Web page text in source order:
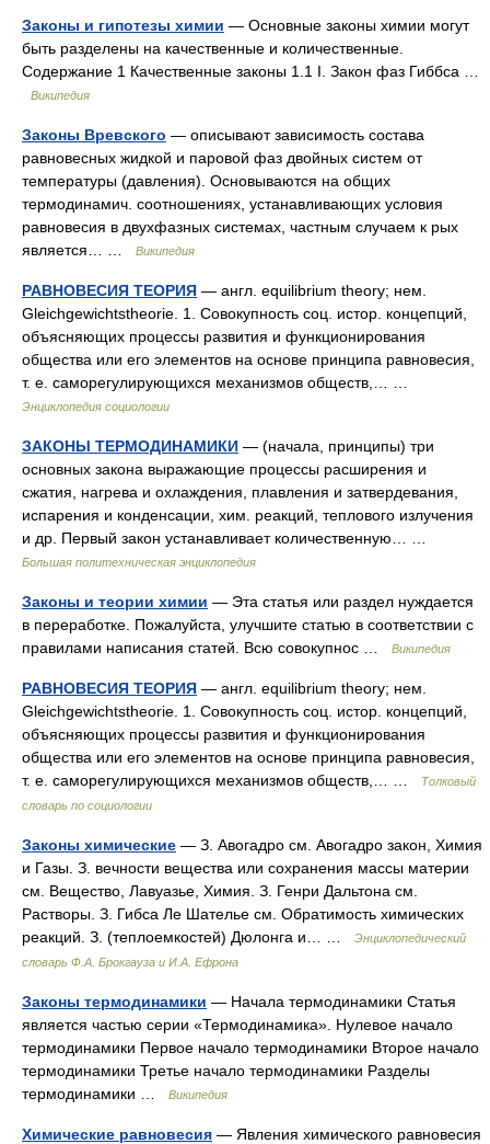
Законы и гипотезы химии — Основные законы химии могут
быть разделены на качественные и количественные.
Содержание 1 Качественные законы 1.1 I. Закон фаз Гиббса …
Википедия
Законы Вревского — описывают зависимость состава
равновесных жидкой и паровой фаз двойных систем от
температуры (давления). Основываются на общих
термодинамич. соотношениях, устанавливающих условия
равновесия в двухфазных системах, частным случаем к рых
является… …
Википедия
РАВНОВЕСИЯ ТЕОРИЯ — англ. equilibrium theory; нем.
Gleichgewichtstheorie. 1. Совокупность соц. истор. концепций,
объясняющих процессы развития и функционирования
общества или его элементов на основе принципа равновесия,
т. е. саморегулирующихся механизмов обществ,… …
Энциклопедия социологии
ЗАКОНЫ ТЕРМОДИНАМИКИ — (начала, принципы) три
основных закона выражающие процессы расширения и
сжатия, нагрева и охлаждения, плавления и затвердевания,
испарения и конденсации, хим. реакций, теплового излучения
и др. Первый закон устанавливает количественную… …
Большая политехническая энциклопедия
Законы и теории химии — Эта статья или раздел нуждается
в переработке. Пожалуйста, улучшите статью в соответствии с
правилами написания статей. Всю совокупнос …
Википедия
РАВНОВЕСИЯ ТЕОРИЯ — англ. equilibrium theory; нем.
Gleichgewichtstheorie. 1. Совокупность соц. истор. концепций,
объясняющих процессы развития и функционирования
общества или его элементов на основе принципа равновесия,
т. е. саморегулирующихся механизмов обществ,… …
Толковый
словарь по социологии
Законы химические — З. Авогадро см. Авогадро закон, Химия
и Газы. З. вечности вещества или сохранения массы материи
см. Вещество, Лавуазье, Химия. З. Генри Дальтона см.
Растворы. З. Гибса Ле Шательe см. Обратимость химических
реакций. З. (теплоемкостей) Дюлонга и… …
Энциклопедический
словарь Ф.А. Брокгауза и И.А. Ефрона
Законы термодинамики — Начала термодинамики Статья
является частью серии «Термодинамика». Нулевое начало
термодинамики Первое начало термодинамики Второе начало
термодинамики Третье начало термодинамики Разделы
термодинамики …
Википедия
Химические равновесия — Явления химического равновесия